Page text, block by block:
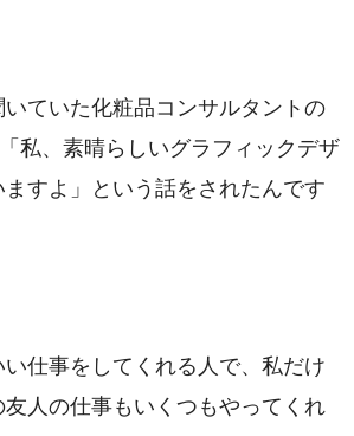
ていた化粧品コンサルタントの
私、素晴らしいグラフィックデザ
すよ」という話をされたんです
仕事をしてくれる人で、私だけ
人の仕事もいくつもやってくれ